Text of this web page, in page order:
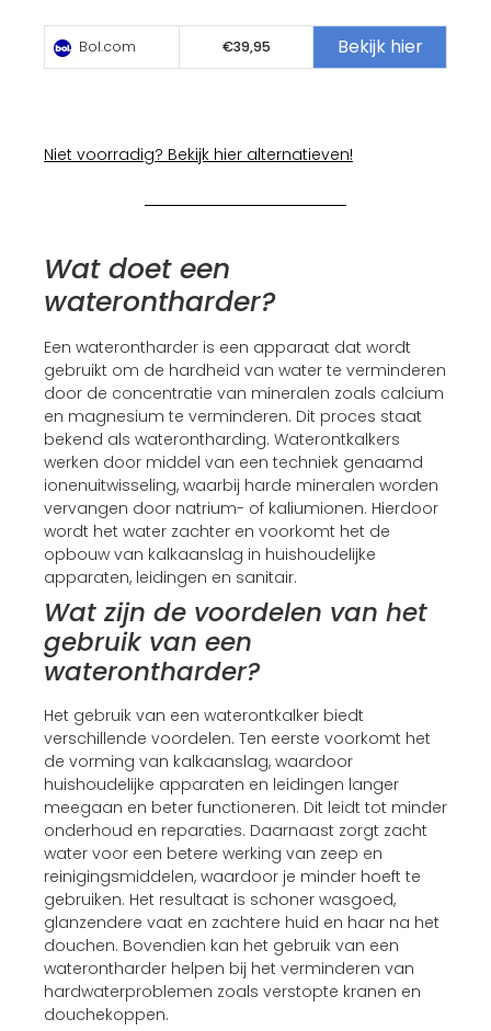
Bol.com €39,95 Bekijk hier
Niet voorradig? Bekijk hier alternatieven!
Wat doet een
waterontharder?
Een waterontharder is een apparaat dat wordt
gebruikt om de hardheid van water te verminderen
door de concentratie van mineralen zoals calcium
en magnesium te verminderen. Dit proces staat
bekend als waterontharding. Waterontkalkers
werken door middel van een techniek genaamd
ionenuitwisseling, waarbij harde mineralen worden
vervangen door natrium- of kaliumionen. Hierdoor
wordt het water zachter en voorkomt het de
opbouw van kalkaanslag in huishoudelijke
apparaten, leidingen en sanitair.
Wat zijn de voordelen van het
gebruik van een
waterontharder?
Het gebruik van een waterontkalker biedt
verschillende voordelen. Ten eerste voorkomt het
de vorming van kalkaanslag, waardoor
huishoudelijke apparaten en leidingen langer
meegaan en beter functioneren. Dit leidt tot minder
onderhoud en reparaties. Daarnaast zorgt zacht
water voor een betere werking van zeep en
reinigingsmiddelen, waardoor je minder hoeft te
gebruiken. Het resultaat is schoner wasgoed,
glanzendere vaat en zachtere huid en haar na het
douchen. Bovendien kan het gebruik van een
waterontharder helpen bij het verminderen van
hardwaterproblemen zoals verstopte kranen en
douchekoppen.